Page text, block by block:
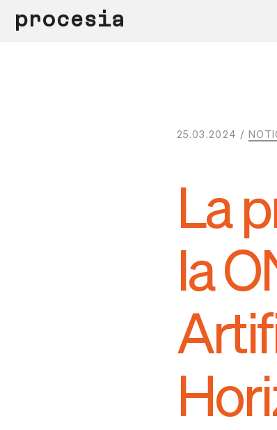
procesia
25.03.2024 /
La
la